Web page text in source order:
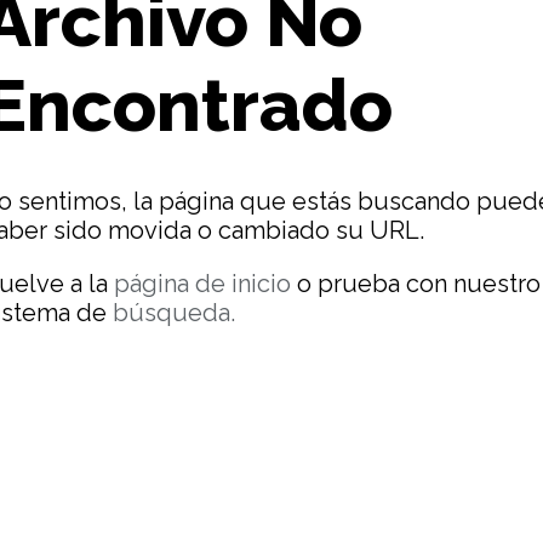
No
sentimos, la página que estás buscando
sido movida o cambiado su URL.
a la página de inicio o prueba con nuestro
de búsqueda.